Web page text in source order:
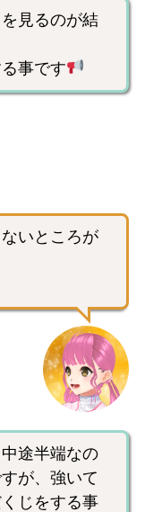
見るのが結
事です
いところが
途半端なの
が、強いて
じをする事